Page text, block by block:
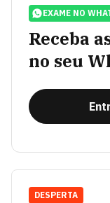
EXAME NO
Receba
no seu
DESPERTA